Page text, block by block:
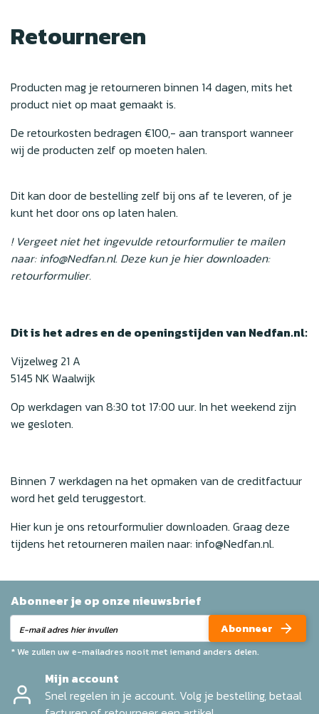
Retourneren
Producten mag je retourneren binnen 14 dagen, mits het
product niet op maat gemaakt is.
De retourkosten bedragen €100,- aan transport wanneer
wij de producten zelf op moeten halen.
Dit kan door de bestelling zelf bij ons af te leveren, of je
kunt het door ons op laten halen.
! Vergeet niet het ingevulde retourformulier te mailen
naar: info@Nedfan.nl. Deze kun je hier downloaden:
retourformulier.
Dit is het adres en de openingstijden van Nedfan.nl:
Vijzelweg 21 A
5145 NK Waalwijk
Op werkdagen van 8:30 tot 17:00 uur. In het weekend zijn
we gesloten.
Binnen 7 werkdagen na het opmaken van de creditfactuur
word het geld teruggestort.
Hier kun je ons retourformulier downloaden. Graag deze
tijdens het retourneren mailen naar: info@Nedfan.nl.
Abonneer je op onze nieuwsbrief
Abonneer
* We zullen uw e-mailadres nooit met iemand anders delen.
Mijn account
Snel regelen in je account. Volg je bestelling, betaal